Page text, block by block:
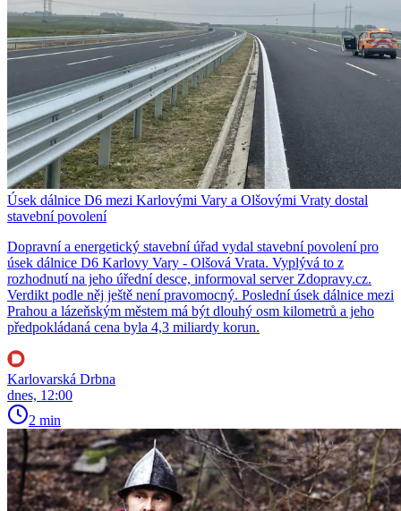
Úsek dálnice D6 mezi Karlovými Vary a Olšovými Vraty dostal
stavební povolení
Dopravní a energetický stavební úřad vydal stavební povolení pro
úsek dálnice D6 Karlovy Vary - Olšová Vrata. Vyplývá to z
rozhodnutí na jeho úřední desce, informoval server Zdopravy.cz.
Verdikt podle něj ještě není pravomocný. Poslední úsek dálnice mezi
Prahou a lázeňským městem má být dlouhý osm kilometrů a jeho
předpokládaná cena byla 4,3 miliardy korun.
Karlovarská Drbna
dnes, 12:00
2 min